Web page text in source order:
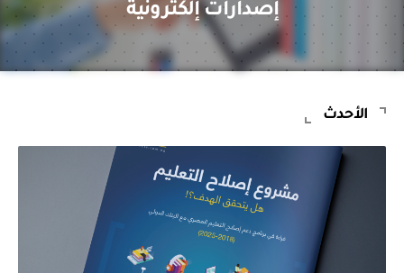
إصدارات إلكترونية
الأحدث